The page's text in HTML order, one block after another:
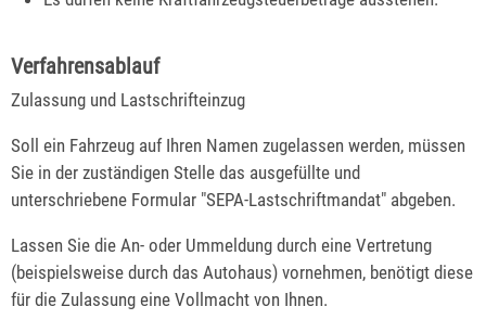
Verfahrensablauf
Zulassung und Lastschrifteinzug
Soll ein Fahrzeug auf Ihren Namen zugelassen werden, müssen
Sie in der zuständigen Stelle das ausgefüllte und
unterschriebene Formular "SEPA-Lastschriftmandat" abgeben.
Lassen Sie die An- oder Ummeldung durch eine Vertretung
(beispielsweise durch das Autohaus) vornehmen, benötigt diese
für die Zulassung eine Vollmacht von Ihnen.